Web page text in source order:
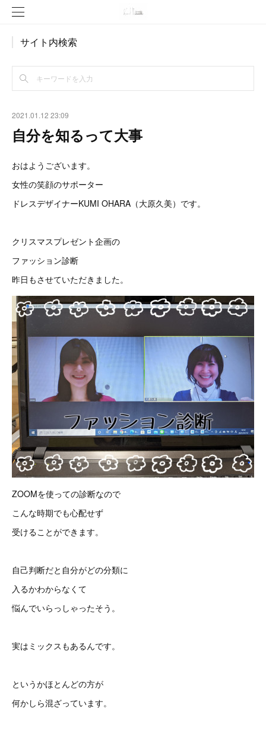
サイト内検索
2021.01.12 23:09
自分を知るって大事
おはようございます。
女性の笑顔のサポーター
ドレスデザイナーKUMI OHARA（大原久美）です。
クリスマスプレゼント企画の
ファッション診断
昨日もさせていただきました。
ZOOMを使っての診断なので
こんな時期でも心配せず
受けることができます。
自己判断だと自分がどの分類に
入るかわからなくて
悩んでいらっしゃったそう。
実はミックスもあるんです。
というかほとんどの方が
何かしら混ざっています。